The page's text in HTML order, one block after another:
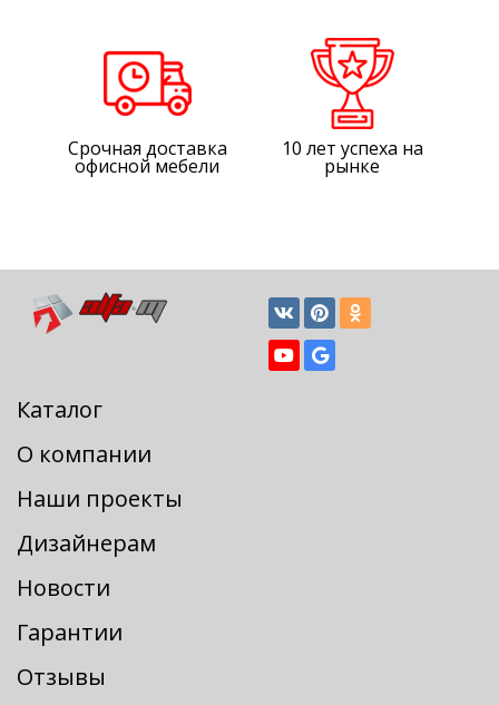
Срочная доставка
офисной мебели
10 лет успеха на
рынке
Каталог
О компании
Наши проекты
Дизайнерам
Новости
Гарантии
Отзывы